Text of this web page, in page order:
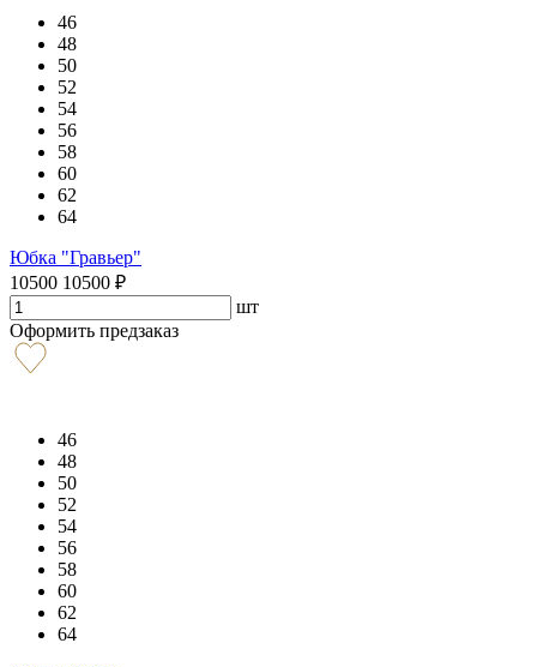
46
48
50
52
54
56
58
60
62
64
Юбка "Гравьер"
10500 10500 ₽
шт
Оформить предзаказ
46
48
50
52
54
56
58
60
62
64